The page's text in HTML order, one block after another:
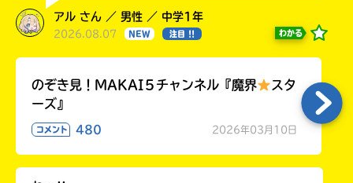
アル さん ／ 男性 ／ 中学1年
2026.08.07 NEW 注目 !! わかる
のぞき見！MAKAI５チャンネル『魔界
スタ
ーズ』
コメント 480 2026年03月10日